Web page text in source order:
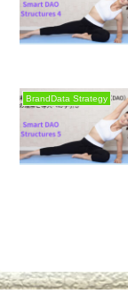
BrandData Strategy